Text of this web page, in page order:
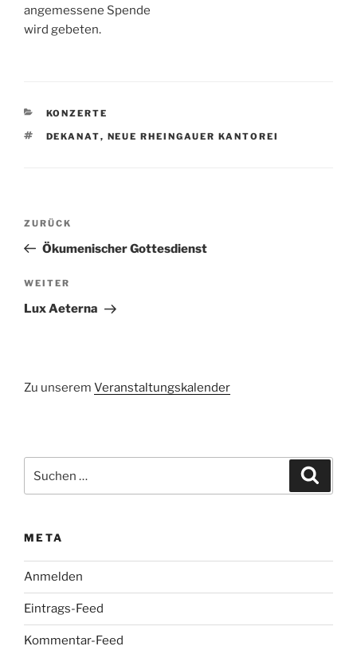
angemessene Spende
wird gebeten.
KATEGORIEN
KONZERTE
SCHLAGWÖRTER
DEKANAT, NEUE RHEINGAUER KANTOREI
Beitragsnavigation
Vorheriger
Beitrag
ZURÜCK
Ökumenischer Gottesdienst
Nächster
Beitrag
WEITER
Lux Aeterna
Zu unserem Veranstaltungskalender
nach:
META
Anmelden
Eintrags-Feed
Kommentar-Feed